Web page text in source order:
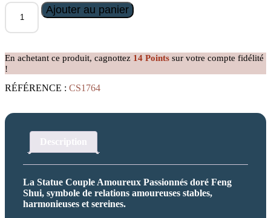
quantité
Statue
Passionnés
doré
Ajouter au panier
En achetant ce produit, cagnottez 14 Points sur votre compte fidélité
!
RÉFÉRENCE : CS1764
Description
La Statue Couple Amoureux Passionnés doré Feng
Shui, symbole de relations amoureuses stables,
harmonieuses et sereines.